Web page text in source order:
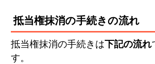
抵当権抹消の手続きの流れ
抵当権抹消の手続きは下記の流れ
す。